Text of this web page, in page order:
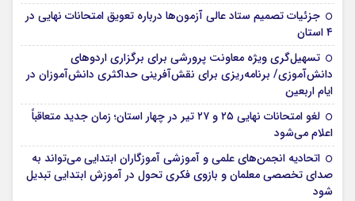
جزئیات تصمیم ستاد عالی آزمون‌ها درباره تعویق امتحانات نهایی در
۴ استان
تسهیل‌گری ویژه معاونت پرورشی برای برگزاری اردوهای
دانش‌آموزی/ برنامه‌ریزی برای نقش‌آفرینی حداکثری دانش‌آموزان در
ایام اربعین
لغو امتحانات نهایی ۲۵ و ۲۷ تیر در چهار استان؛ زمان جدید متعاقباً
اعلام می‌شود
اتحادیه انجمن‌های علمی و آموزشی آموزگاران ابتدایی می‌تواند به
صدای تخصصی معلمان و بازوی فکری تحول در آموزش ابتدایی تبدیل
شود